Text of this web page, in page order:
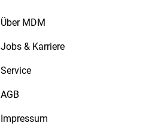
Über MDM
Jobs & Karriere
Service
AGB
Impressum